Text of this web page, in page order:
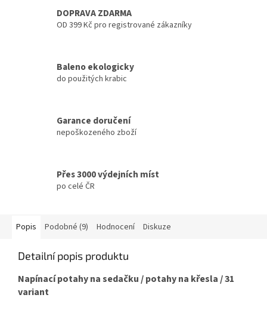
DOPRAVA ZDARMA
OD 399 Kč pro registrované zákazníky
Baleno ekologicky
do použitých krabic
Garance doručení
nepoškozeného zboží
Přes 3000 výdejních míst
po celé ČR
Popis Podobné (9) Hodnocení Diskuze
Detailní popis produktu
Napínací potahy na sedačku / potahy na křesla / 31
variant